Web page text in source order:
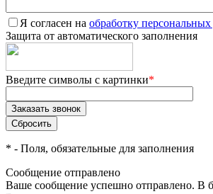
Я согласен на обработку
Защита от автоматического заполнения
Введите символы с картинки*
* - Поля, обязательные для заполнения
Сообщение отправлено
Ваше сообщение успешно отправлено. В